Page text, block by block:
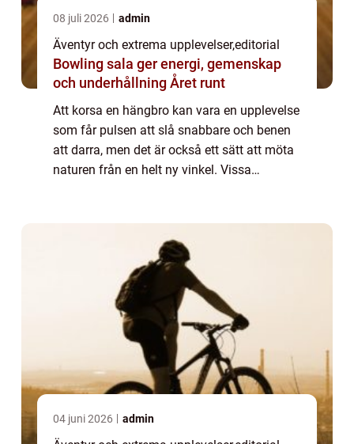
08 juli 2026 admin
Äventyr och extrema upplevelser,editorial
Bowling sala ger energi, gemenskap
och underhållning Året runt
Att korsa en hängbro kan vara en upplevelse
som får pulsen att slå snabbare och benen
att darra, men det är också ett sätt att möta
naturen från en helt ny vinkel. Vissa
04 juni 2026 admin